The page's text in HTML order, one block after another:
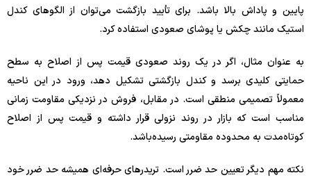
پایین و پاداش بالا باشد. برای تأیید بازگشت می‌توان از الگوهای کندل
استیک مانند چکش یا پوشای صعودی استفاده کرد.
به عنوان مثال، اگر در یک روند صعودی قیمت پس از اصلاح به سطح
حمایتی کلیدی برسد و کندل بازگشتی تشکیل دهد، ورود در این ناحیه
معمولاً تصمیمی منطقی است. در مقابل، فروش در نزدیکی مقاومت زمانی
مناسب است که بازار در روند نزولی قرار داشته و قیمت پس از اصلاح
کوتاه‌مدت به محدوده مقاومتی رسیده‌باشد.
نکته مهم دیگر تعیین حد ضرر است. تریدرهای حرفه‌ای همیشه حد ضرر خود